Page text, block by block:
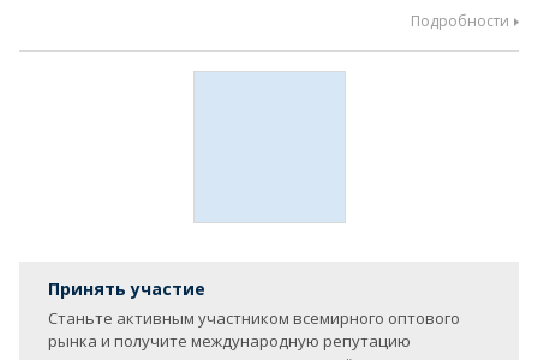
Подробности
Принять участие
Станьте активным участником всемирного оптового
рынка и получите международную репутацию